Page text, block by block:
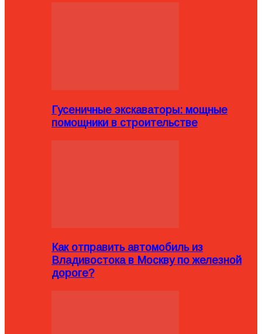
Гусеничные экскаваторы: мощные
помощники в строительстве
Как отправить автомобиль из
Владивостока в Москву по железной
дороге?